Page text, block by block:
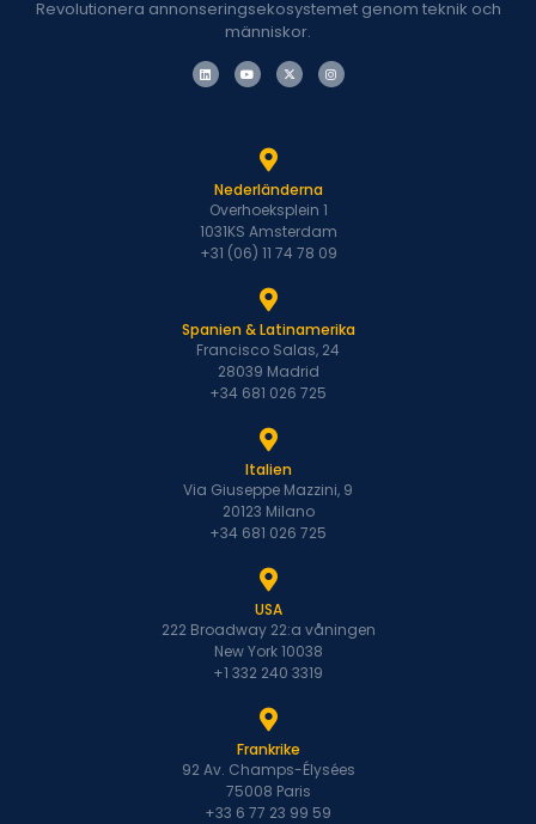
Revolutionera annonseringsekosystemet genom teknik och
människor.
Nederländerna
Overhoeksplein 1
1031KS Amsterdam
+31 (06) 11 74 78 09
Spanien & Latinamerika
Francisco Salas, 24
28039 Madrid
+34 681 026 725
Italien
Via Giuseppe Mazzini, 9
20123 Milano
+34 681 026 725
USA
222 Broadway 22:a våningen
New York 10038
+1 332 240 3319
Frankrike
92 Av. Champs-Élysées
75008 Paris
+33 6 77 23 99 59